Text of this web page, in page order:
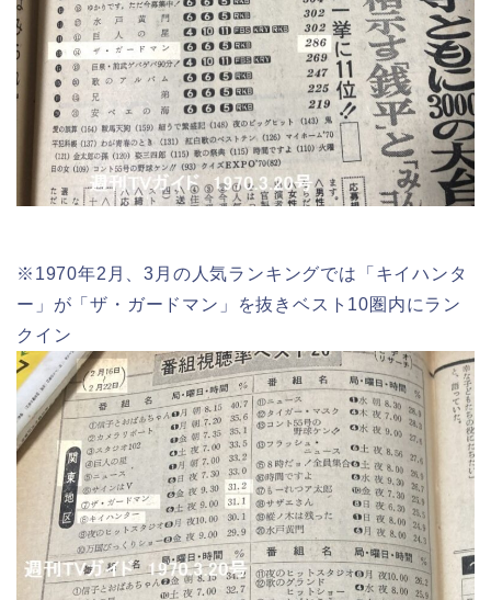
※1970年2月、3月の人気ランキングでは「キイハンタ
ー」が「ザ・ガードマン」を抜きベスト10圏内にラン
クイン